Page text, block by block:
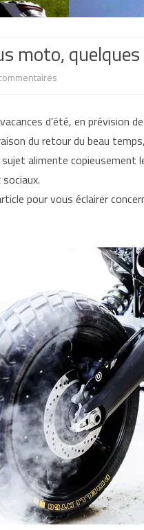
moto,
ses
pneus
quelques
minute(s)
d’été, en prévision
du retour du beau
alimente copieusement
pour vous éclairer